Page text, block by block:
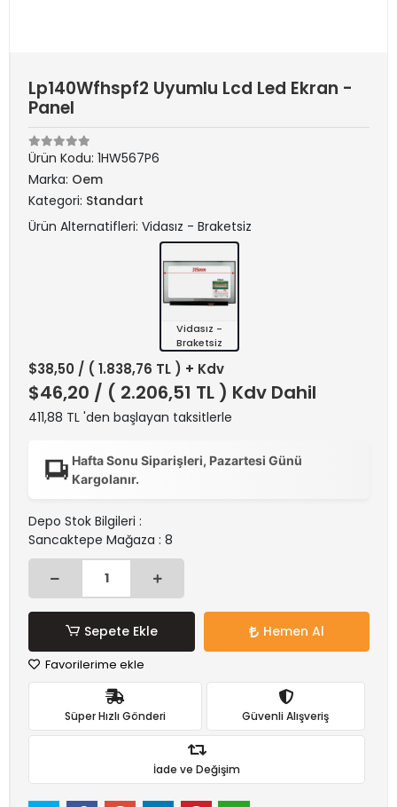
Lp140Wfhspf2 Uyumlu Lcd Led Ekran -
Panel
Ürün Kodu: 1HW567P6
Marka: Oem
Kategori: Standart
Ürün Alternatifleri: Vidasız - Braketsiz
Vidasız -
Braketsiz
$38,50 / ( 1.838,76 TL ) + Kdv
$46,20 / ( 2.206,51 TL ) Kdv Dahil
411,88 TL 'den başlayan taksitlerle
Hafta Sonu Siparişleri, Pazartesi Günü
Kargolanır.
Depo Stok Bilgileri :
Sancaktepe Mağaza : 8
Sepete Ekle Hemen Al
Favorilerime ekle
Süper Hızlı Gönderi Güvenli Alışveriş
İade ve Değişim